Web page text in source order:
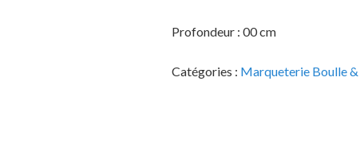
Profondeur : 00 cm
Catégories : Marqueterie Boulle